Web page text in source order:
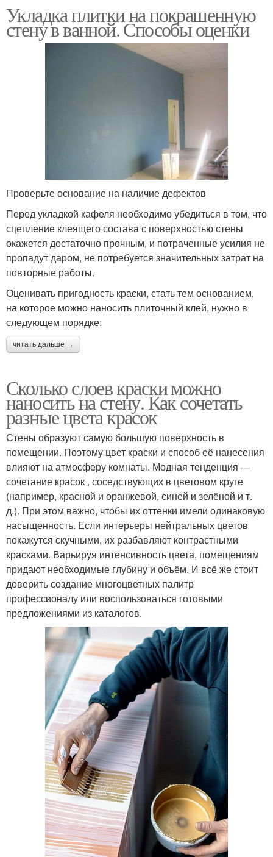
Укладка плитки на покрашенную
стену в ванной. Способы оценки
Проверьте основание на наличие дефектов
Перед укладкой кафеля необходимо убедиться в том, что
сцепление клеящего состава с поверхностью стены
окажется достаточно прочным, и потраченные усилия не
пропадут даром, не потребуется значительных затрат на
повторные работы.
Оценивать пригодность краски, стать тем основанием,
на которое можно наносить плиточный клей, нужно в
следующем порядке:
читать дальше →
Сколько слоев краски можно
наносить на стену. Как сочетать
разные цвета красок
Стены образуют самую большую поверхность в
помещении. Поэтому цвет краски и способ её нанесения
влияют на атмосферу комнаты. Модная тенденция —
сочетание красок , соседствующих в цветовом круге
(например, красной и оранжевой, синей и зелёной и т.
д.). При этом важно, чтобы их оттенки имели одинаковую
насыщенность. Если интерьеры нейтральных цветов
покажутся скучными, их разбавляют контрастными
красками. Варьируя интенсивность цвета, помещениям
придают необходимые глубину и объём. И всё же стоит
доверить создание многоцветных палитр
профессионалу или воспользоваться готовыми
предложениями из каталогов.